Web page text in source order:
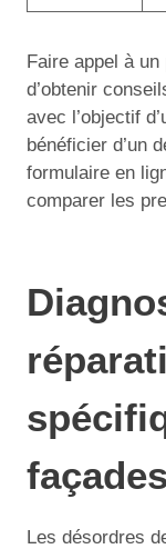
Faire appel à
d’obtenir
avec l’objectif
bénéficier d’un
formulaire en
comparer les
Les désordres